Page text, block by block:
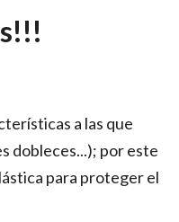
a las que
dobleces...); por este
para proteger el